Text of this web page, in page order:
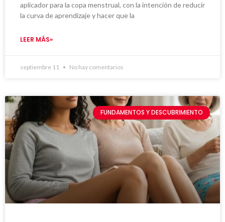
aplicador para la copa menstrual, con la intención de reducir
la curva de aprendizaje y hacer que la
LEER MÁS»
septiembre 11 No hay comentarios
FUNDAMENTOS Y DESCUBRIMIENTO